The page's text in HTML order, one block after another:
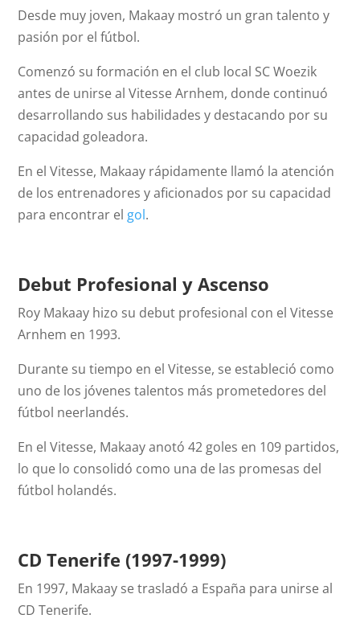
Desde muy joven, Makaay mostró un gran talento y
pasión por el fútbol.
Comenzó su formación en el club local SC Woezik
antes de unirse al Vitesse Arnhem, donde continuó
desarrollando sus habilidades y destacando por su
capacidad goleadora.
En el Vitesse, Makaay rápidamente llamó la atención
de los entrenadores y aficionados por su capacidad
para encontrar el gol.
Debut Profesional y Ascenso
Roy Makaay hizo su debut profesional con el Vitesse
Arnhem en 1993.
Durante su tiempo en el Vitesse, se estableció como
uno de los jóvenes talentos más prometedores del
fútbol neerlandés.
En el Vitesse, Makaay anotó 42 goles en 109 partidos,
lo que lo consolidó como una de las promesas del
fútbol holandés.
CD Tenerife (1997-1999)
En 1997, Makaay se trasladó a España para unirse al
CD Tenerife.